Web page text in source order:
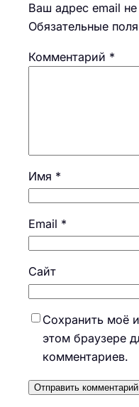
Ваш адрес email
Обязательные
Комментарий *
Имя *
Email *
Сайт
Сохранить моё
этом браузере
комментариев.